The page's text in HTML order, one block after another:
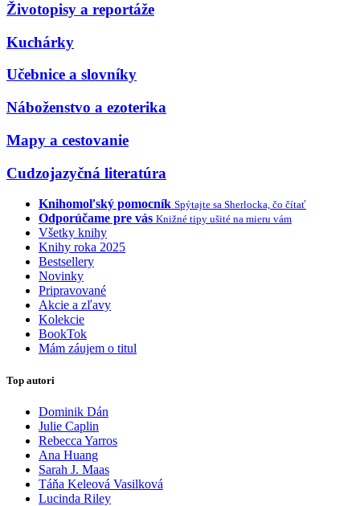
Životopisy a reportáže
Kuchárky
Učebnice a slovníky
Náboženstvo a ezoterika
Mapy a cestovanie
Cudzojazyčná literatúra
Knihomoľský pomocník Spýtajte sa Sherlocka, čo čítať
Odporúčame pre vás Knižné tipy ušité na mieru vám
Všetky knihy
Knihy roka 2025
Bestsellery
Novinky
Pripravované
Akcie a zľavy
Kolekcie
BookTok
Mám záujem o titul
Top autori
Dominik Dán
Julie Caplin
Rebecca Yarros
Ana Huang
Sarah J. Maas
Táňa Keleová Vasilková
Lucinda Riley